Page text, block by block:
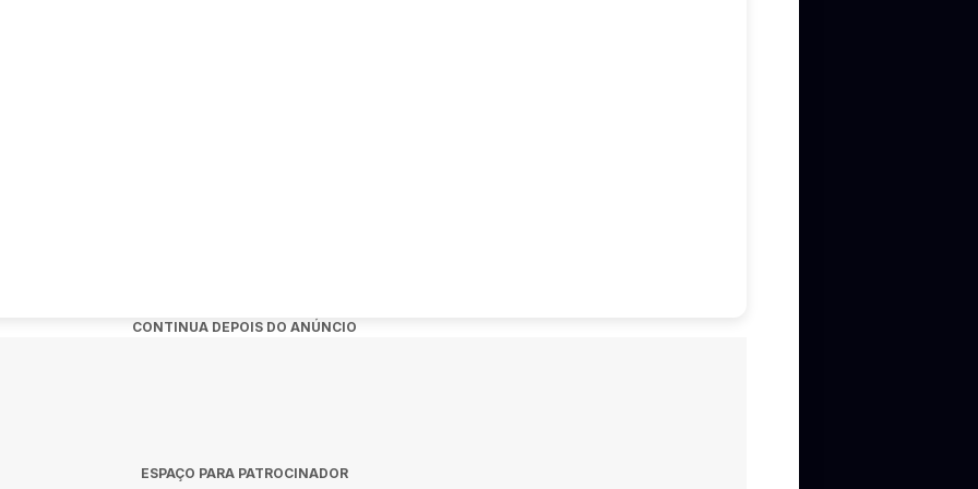
adquiridos no link oficial do evento:
CONTINUA DEPOIS DO ANÚNCIO
ESPAÇO PARA PATROCINADOR